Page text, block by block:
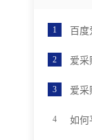
百
爱采购
爱采
如何